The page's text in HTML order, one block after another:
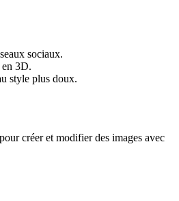
sociaux.
en 3D.
style plus doux.
créer et modifier des images avec